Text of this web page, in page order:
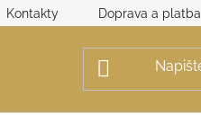
Kontakty Doprava a platba